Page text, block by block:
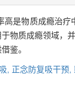
高是物质成瘾治疗
物质成瘾领域，
鉴。
, 正念防复吸干预,